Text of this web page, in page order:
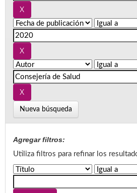
Nueva búsqueda
Agregar filtros:
Utiliza filtros para refinar los